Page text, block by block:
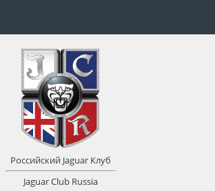
Российский Jaguar Клуб
Jaguar Club Russia